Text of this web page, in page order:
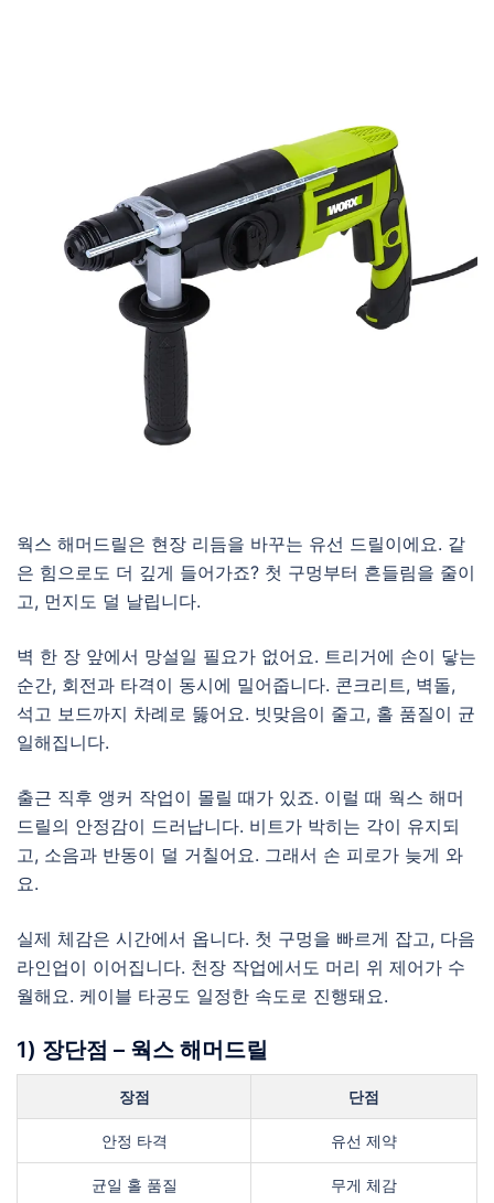
웍스 해머드릴은 현장 리듬을 바꾸는 유선 드릴이에요. 같
은 힘으로도 더 깊게 들어가죠? 첫 구멍부터 흔들림을 줄이
고, 먼지도 덜 날립니다.
벽 한 장 앞에서 망설일 필요가 없어요. 트리거에 손이 닿는
순간, 회전과 타격이 동시에 밀어줍니다. 콘크리트, 벽돌,
석고 보드까지 차례로 뚫어요. 빗맞음이 줄고, 홀 품질이 균
일해집니다.
출근 직후 앵커 작업이 몰릴 때가 있죠. 이럴 때 웍스 해머
드릴의 안정감이 드러납니다. 비트가 박히는 각이 유지되
고, 소음과 반동이 덜 거칠어요. 그래서 손 피로가 늦게 와
요.
실제 체감은 시간에서 옵니다. 첫 구멍을 빠르게 잡고, 다음
라인업이 이어집니다. 천장 작업에서도 머리 위 제어가 수
월해요. 케이블 타공도 일정한 속도로 진행돼요.
1) 장단점 – 웍스 해머드릴
장점 단점
안정 타격 유선 제약
균일 홀 품질 무게 체감